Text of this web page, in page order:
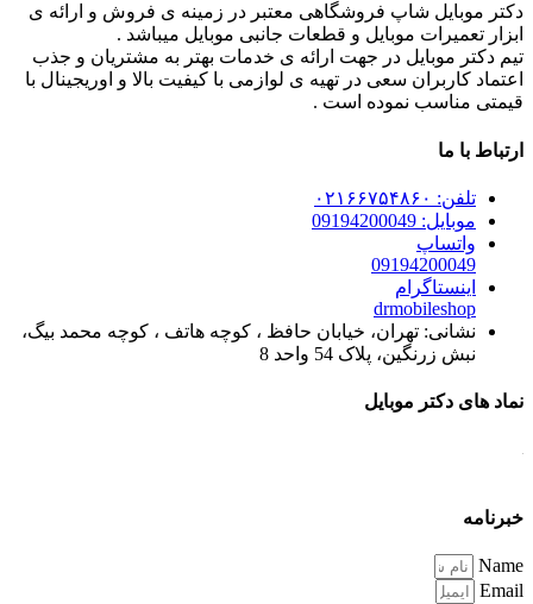
دکتر موبایل شاپ فروشگاهی معتبر در زمینه ی فروش و ارائه ی
ابزار تعمیرات موبایل و قطعات جانبی موبایل میباشد .
تیم دکتر موبایل در جهت ارائه ی خدمات بهتر به مشتریان و جذب
اعتماد کاربران سعی در تهیه ی لوازمی با کیفیت بالا و اوریجینال با
قیمتی مناسب نموده است .
ارتباط با ما
تلفن: ۰۲۱۶۶۷۵۴۸۶۰
موبایل: 09194200049
واتساپ
09194200049
اینستاگرام
drmobileshop
نشانی: تهران، خیابان حافظ ، کوچه هاتف ، کوچه محمد بیگ،
نبش زرنگین، پلاک 54 واحد 8
نماد های دکتر موبایل
خبرنامه
Name
Email